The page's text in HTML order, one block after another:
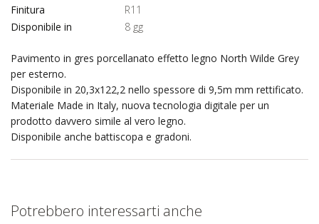
Finitura
R11
Disponibile in
8 gg
Pavimento in gres porcellanato effetto legno North Wilde Grey
per esterno.
Disponibile in 20,3x122,2 nello spessore di 9,5m mm rettificato.
Materiale Made in Italy, nuova tecnologia digitale per un
prodotto davvero simile al vero legno.
Disponibile anche battiscopa e gradoni.
Potrebbero interessarti anche